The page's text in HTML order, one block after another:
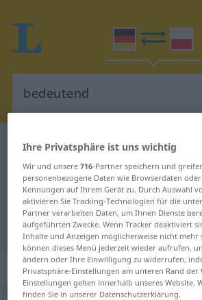
Deutsch-Polnisch Wörterbuch
Deutsch-Polnisch
"bedeutend"
"bedeutend" Polnisch
„bedeutend“: Adjektiv
Ihre Privatsphäre ist uns wichtig
Wir und unsere716-Partner speichern und
personenbezogene Daten wie Browserdaten
Kennungen auf Ihrem Gerät zu. Durch Auswahl
aktivieren Sie Tracking-Technologien für die
Partner verarbeiten Daten, um Ihnen Dienste
aufgeführten Zwecke. Wenn Tracker deaktiviert
Inhalte und Anzeigen möglicherweise nicht mehr
können dieses Menü jederzeit wieder aufrufen,
ändern oder Ihre Einwilligung zu widerrufen,
Privatsphäre-Einstellungen am unteren Rand der
Einstellungen gelten innerhalb unseres Website.
finden Sie in unserer Datenschutzerklärung.